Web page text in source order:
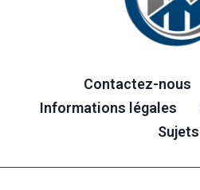
Contactez-nous
Informations légales
Sujets